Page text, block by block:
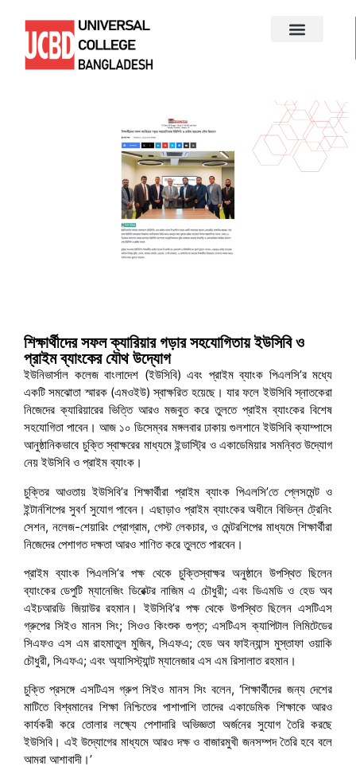
শিক্ষার্থীদের সফল ক্যারিয়ার গড়ার সহযোগিতায় ইউসিবি ও
প্রাইম ব্যাংকের যৌথ উদ্যোগ
ইউনিভার্সাল কলেজ বাংলাদেশ (ইউসিবি) এবং প্রাইম ব্যাংক পিএলসি’র মধ্যে
একটি সমঝোতা স্মারক (এমওইউ) স্বাক্ষরিত হয়েছে। যার ফলে ইউসিবি স্নাতকেরা
নিজেদের ক্যারিয়ারের ভিত্তি আরও মজবুত করে তুলতে প্রাইম ব্যাংকের বিশেষ
সহযোগিতা পাবেন। আজ ১০ ডিসেম্বর মঙ্গলবার ঢাকায় গুলশানে ইউসিবি ক্যাম্পাসে
আনুষ্ঠানিকভাবে চুক্তি স্বাক্ষরের মাধ্যমে ইন্ডাস্ট্রি ও একাডেমিয়ার সমন্বিত উদ্যোগ
নেয় ইউসিবি ও প্রাইম ব্যাংক।
চুক্তির আওতায় ইউসিবি’র শিক্ষার্থীরা প্রাইম ব্যাংক পিএলসি’তে প্লেসমেন্ট ও
ইন্টার্নশিপের সুবর্ণ সুযোগ পাবেন। এছাড়াও প্রাইম ব্যাংকের অধীনে বিভিন্ন ট্রেনিং
সেশন, নলেজ-শেয়ারিং প্রোগ্রাম, গেস্ট লেকচার, ও মেন্টরশিপের মাধ্যমে শিক্ষার্থীরা
নিজেদের পেশাগত দক্ষতা আরও শাণিত করে তুলতে পারবেন।
প্রাইম ব্যাংক পিএলসি’র পক্ষ থেকে চুক্তিস্বাক্ষর অনুষ্ঠানে উপস্থিত ছিলেন
ব্যাংকের ডেপুটি ম্যানেজিং ডিরেক্টর নাজিম এ চৌধুরী; এবং ডিএমডি ও হেড অব
এইচআরডি জিয়াউর রহমান। ইউসিবি’র পক্ষ থেকে উপস্থিত ছিলেন এসটিএস
গ্রুপের সিইও মানস সিং; সিওও কিংশুক গুপ্ত; এসটিএস ক্যাপিটাল লিমিটেডের
সিএফও এস এম রাহমাতুল মুজিব, সিএফএ; হেড অব ফাইন্যান্স মুস্তাফা ওয়াকি
চৌধুরী, সিএফএ; এবং অ্যাসিস্ট্যান্ট ম্যানেজার এস এম রিসালাত রহমান।
চুক্তি প্রসঙ্গে এসটিএস গ্রুপ সিইও মানস সিং বলেন, ‘শিক্ষার্থীদের জন্য দেশের
মাটিতে বিশ্বমানের শিক্ষা নিশ্চিতের পাশাপাশি তাদের একাডেমিক শিক্ষাকে আরও
কার্যকরী করে তোলার লক্ষ্যে পেশাদারি অভিজ্ঞতা অর্জনের সুযোগ তৈরি করছে
ইউসিবি। এই উদ্যোগের মাধ্যমে আরও দক্ষ ও বাজারমুখী জনসম্পদ তৈরি হবে বলে
আমরা আশাবাদী।’